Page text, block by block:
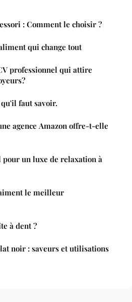
: Comment le choisir ?
qui change tout
professionnel qui attire
qu'il faut savoir.
agence Amazon offre-t-elle
un luxe de relaxation à
le meilleur
à dent ?
noir : saveurs et utilisations